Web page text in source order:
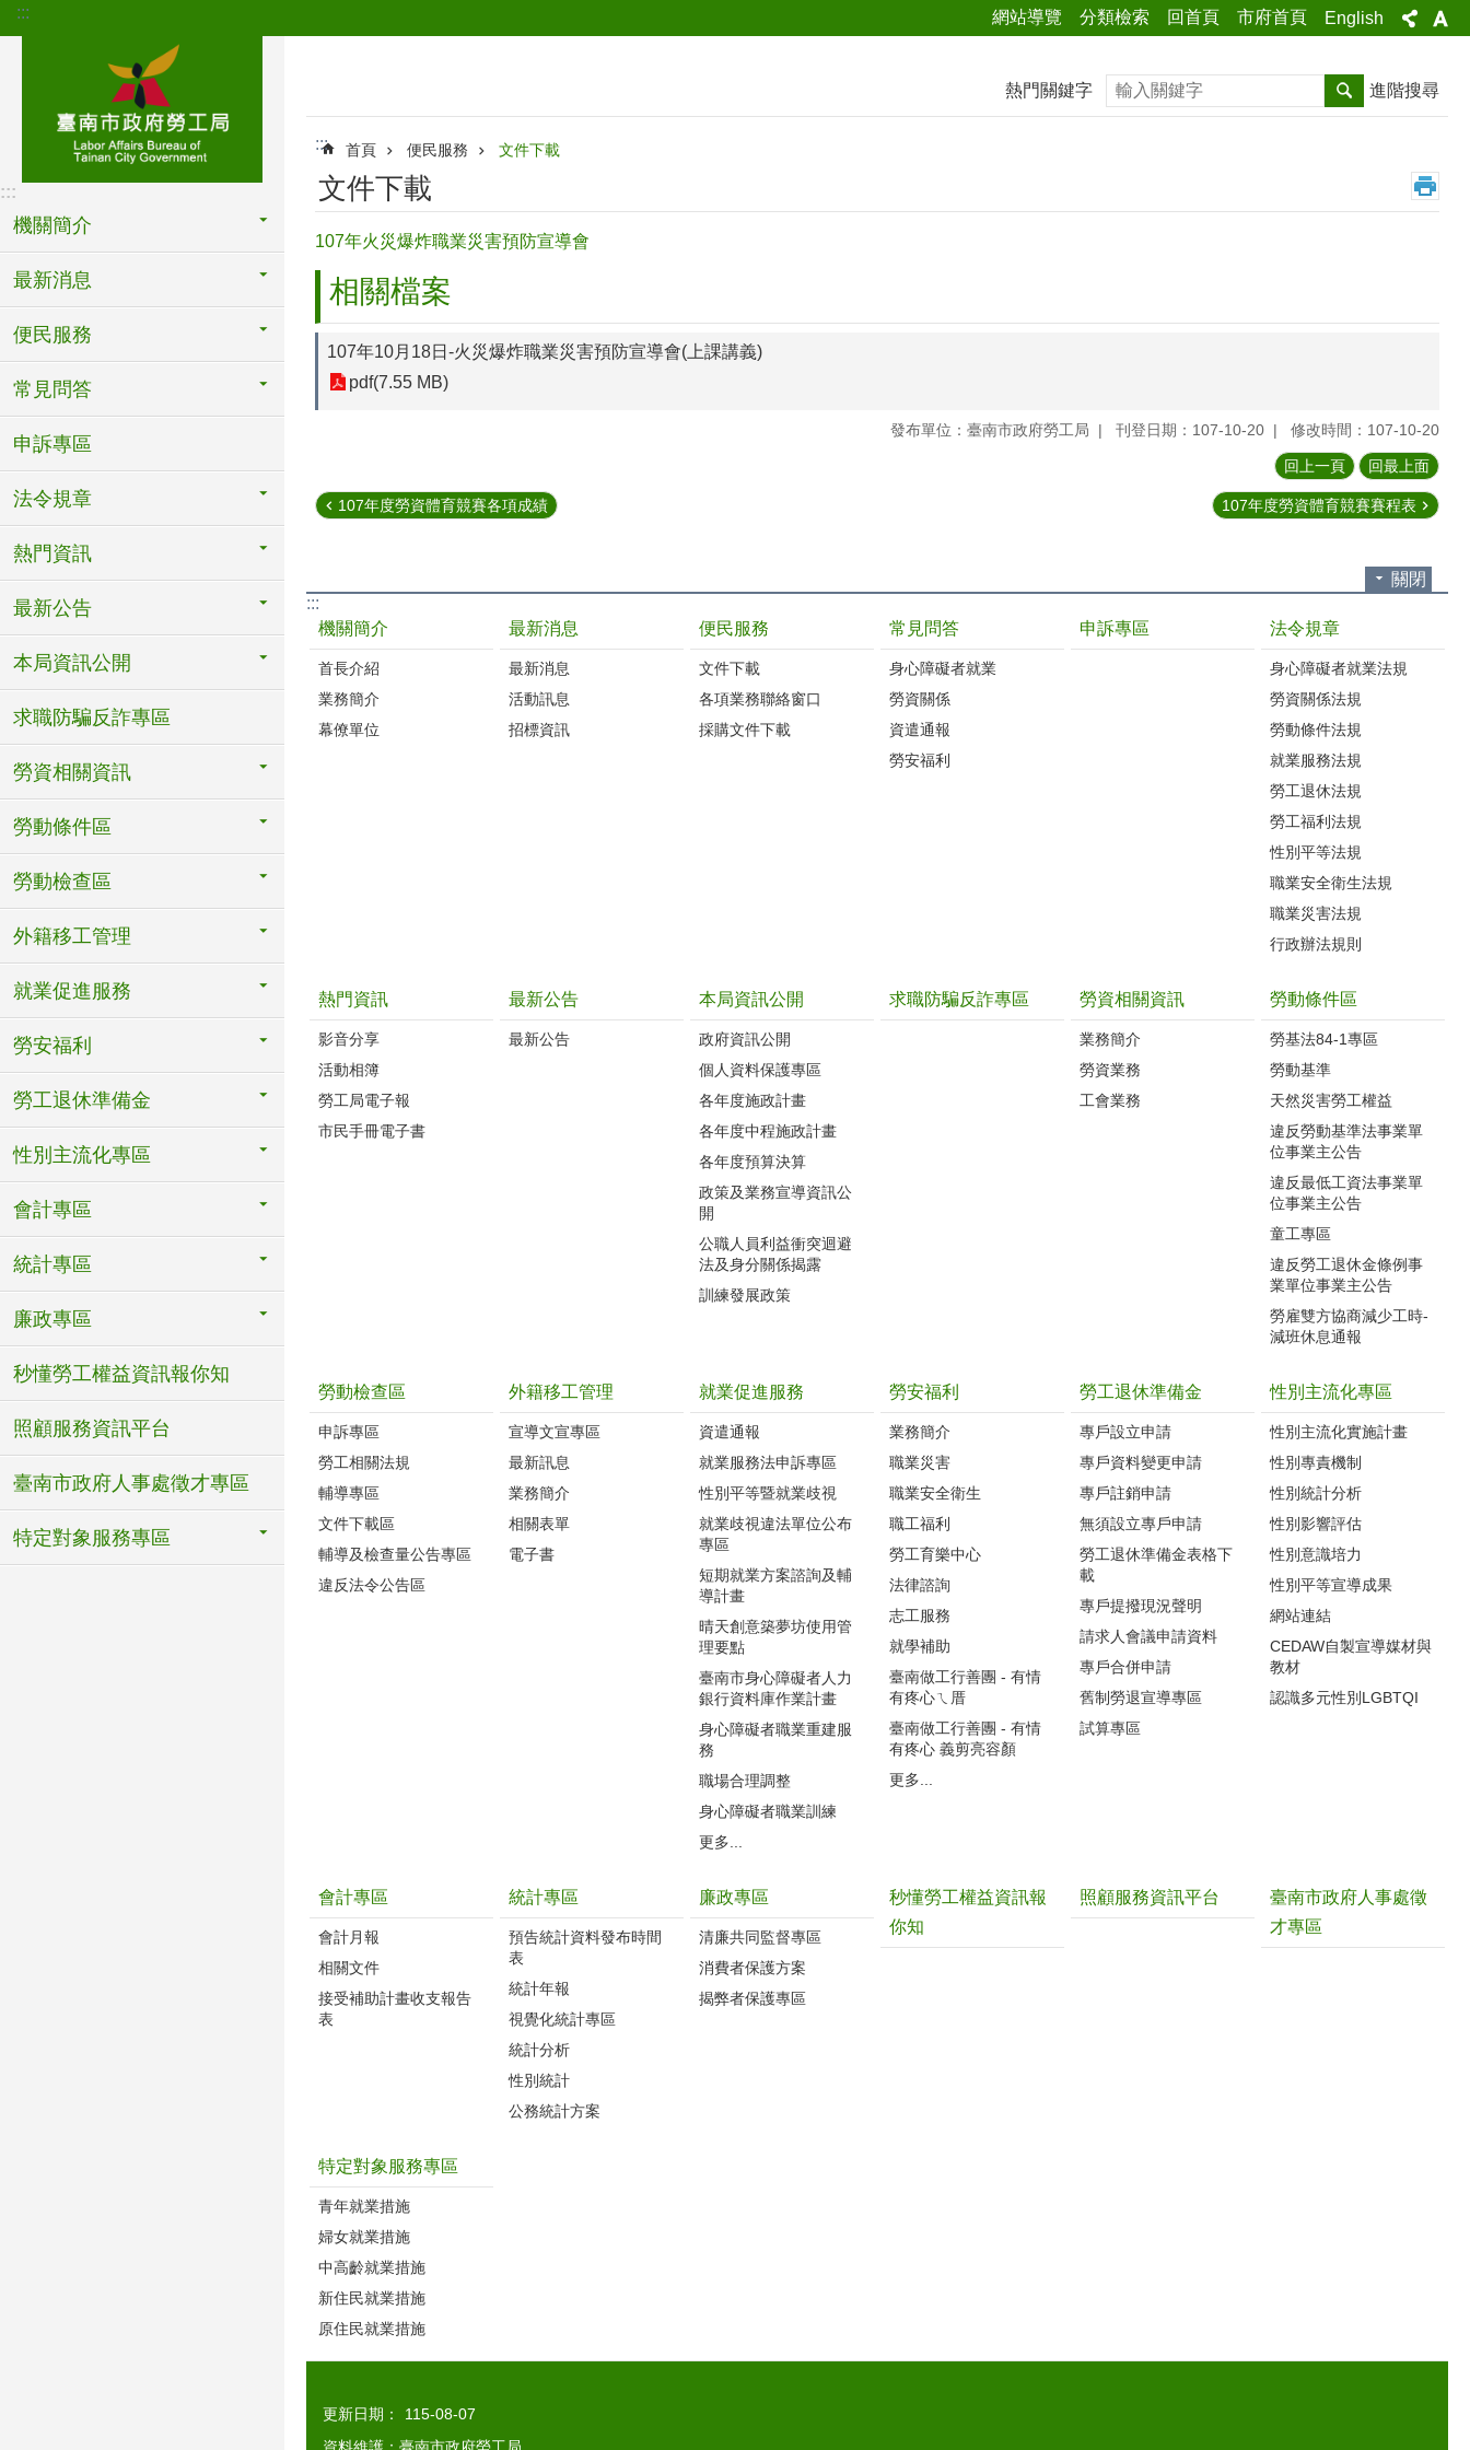
跳到主要內容區塊
::: 網站導覽 分類檢索 回首頁 市府首頁 English
:::
機關簡介
最新消息
便民服務
常見問答
申訴專區
法令規章
熱門資訊
最新公告
本局資訊公開
求職防騙反詐專區
勞資相關資訊
勞動條件區
勞動檢查區
外籍移工管理
就業促進服務
勞安福利
勞工退休準備金
性別主流化專區
會計專區
統計專區
廉政專區
秒懂勞工權益資訊報你知
照顧服務資訊平台
臺南市政府人事處徵才專區
特定對象服務專區
熱門關鍵字 搜尋 進階搜尋
::: 首頁 便民服務 文件下載
文件下載
107年火災爆炸職業災害預防宣導會
相關檔案
107年10月18日-火災爆炸職業災害預防宣導會(上課講義)
pdf(7.55 MB)
發布單位：臺南市政府勞工局 刊登日期：107-10-20 修改時間：107-10-20
回上一頁 回最上面
107年度勞資體育競賽各項成績 107年度勞資體育競賽賽程表
關閉
:::
機關簡介
首長介紹
業務簡介
幕僚單位
最新消息
最新消息
活動訊息
招標資訊
便民服務
文件下載
各項業務聯絡窗口
採購文件下載
常見問答
身心障礙者就業
勞資關係
資遣通報
勞安福利
申訴專區 法令規章
身心障礙者就業法規
勞資關係法規
勞動條件法規
就業服務法規
勞工退休法規
勞工福利法規
性別平等法規
職業安全衛生法規
職業災害法規
行政辦法規則
熱門資訊
影音分享
活動相簿
勞工局電子報
市民手冊電子書
最新公告
最新公告
本局資訊公開
政府資訊公開
個人資料保護專區
各年度施政計畫
各年度中程施政計畫
各年度預算決算
政策及業務宣導資訊公
開
公職人員利益衝突迴避
法及身分關係揭露
訓練發展政策
求職防騙反詐專區 勞資相關資訊
業務簡介
勞資業務
工會業務
勞動條件區
勞基法84-1專區
勞動基準
天然災害勞工權益
違反勞動基準法事業單
位事業主公告
違反最低工資法事業單
位事業主公告
童工專區
違反勞工退休金條例事
業單位事業主公告
勞雇雙方協商減少工時-
減班休息通報
勞動檢查區
申訴專區
勞工相關法規
輔導專區
文件下載區
輔導及檢查量公告專區
違反法令公告區
外籍移工管理
宣導文宣專區
最新訊息
業務簡介
相關表單
電子書
就業促進服務
資遣通報
就業服務法申訴專區
性別平等暨就業歧視
就業歧視違法單位公布
專區
短期就業方案諮詢及輔
導計畫
晴天創意築夢坊使用管
理要點
臺南市身心障礙者人力
銀行資料庫作業計畫
身心障礙者職業重建服
務
職場合理調整
身心障礙者職業訓練
更多...
勞安福利
業務簡介
職業災害
職業安全衛生
職工福利
勞工育樂中心
法律諮詢
志工服務
就學補助
臺南做工行善團 - 有情
有疼心ㄟ厝
臺南做工行善團 - 有情
有疼心 義剪亮容顏
更多...
勞工退休準備金
專戶設立申請
專戶資料變更申請
專戶註銷申請
無須設立專戶申請
勞工退休準備金表格下
載
專戶提撥現況聲明
請求人會議申請資料
專戶合併申請
舊制勞退宣導專區
試算專區
性別主流化專區
性別主流化實施計畫
性別專責機制
性別統計分析
性別影響評估
性別意識培力
性別平等宣導成果
網站連結
CEDAW自製宣導媒材與
教材
認識多元性別LGBTQI
會計專區
會計月報
相關文件
接受補助計畫收支報告
表
統計專區
預告統計資料發布時間
表
統計年報
視覺化統計專區
統計分析
性別統計
公務統計方案
廉政專區
清廉共同監督專區
消費者保護方案
揭弊者保護專區
秒懂勞工權益資訊報
你知
照顧服務資訊平台
臺南市政府人事處徵
才專區
特定對象服務專區
青年就業措施
婦女就業措施
中高齡就業措施
新住民就業措施
原住民就業措施
更新日期：
115-08-07
資料維護：臺南市政府勞工局